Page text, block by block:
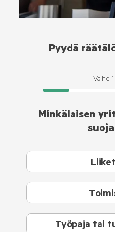
Pyydä
Vaihe 1
Minkälaisen
Työpaja tai